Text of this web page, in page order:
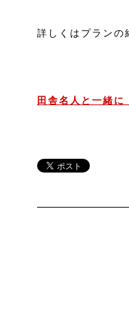
詳しくはプランの
田舎名人と一緒